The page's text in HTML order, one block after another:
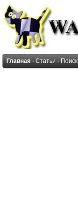
Главная · Статьи · Поиск